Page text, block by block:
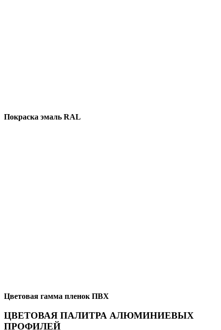
Покраска эмаль RAL
Цветовая гамма пленок ПВХ
ЦВЕТОВАЯ ПАЛИТРА АЛЮМИНИЕВЫХ
ПРОФИЛЕЙ